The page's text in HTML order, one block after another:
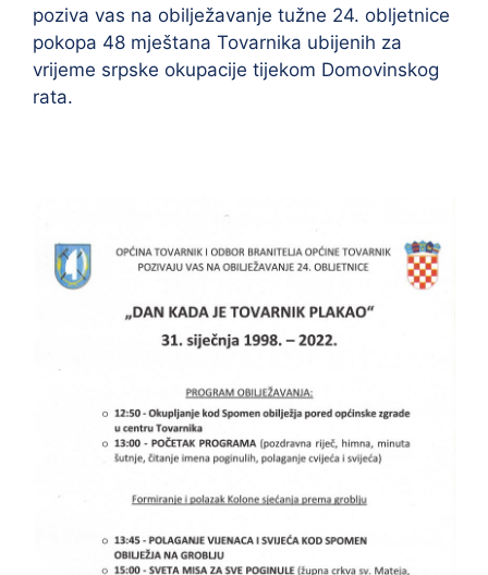
poziva vas na obilježavanje tužne 24. obljetnice
pokopa 48 mještana Tovarnika ubijenih za
vrijeme srpske okupacije tijekom Domovinskog
rata.